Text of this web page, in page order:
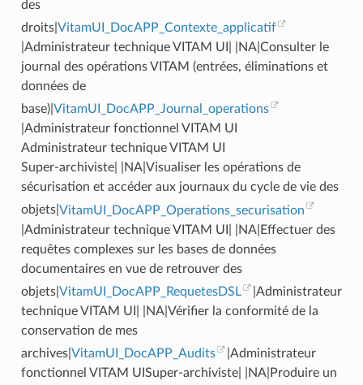
des
droits| VitamUI_DocAPP_Contexte_applicatif
|Administrateur technique VITAM UI| |NA|Consulter le
journal des opérations VITAM (entrées, éliminations et
données de
base)| VitamUI_DocAPP_Journal_operations
|Administrateur fonctionnel VITAM UI
Administrateur technique VITAM UI
Super-archiviste| |NA|Visualiser les opérations de
sécurisation et accéder aux journaux du cycle de vie des
objets| VitamUI_DocAPP_Operations_securisation
|Administrateur technique VITAM UI| |NA|Effectuer des
requêtes complexes sur les bases de données
documentaires en vue de retrouver des
objets| VitamUI_DocAPP_RequetesDSL
|Administrateur
technique VITAM UI| |NA|Vérifier la conformité de la
conservation de mes
archives| VitamUI_DocAPP_Audits
|Administrateur
fonctionnel VITAM UI Super-archiviste| |NA|Produire un